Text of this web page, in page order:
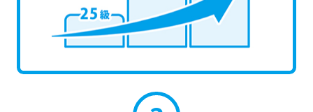
this
website
be
translated